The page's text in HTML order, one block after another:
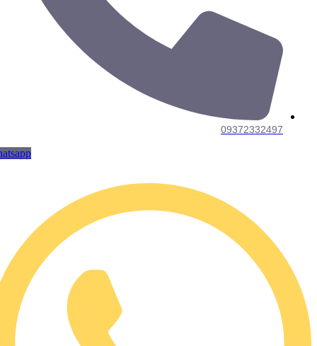
09372332497
Whatsapp